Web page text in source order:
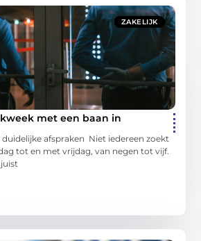
ZAKELIJK
met een baan in
afspraken Niet iedereen zoekt
tot en met vrijdag, van negen tot vijf.